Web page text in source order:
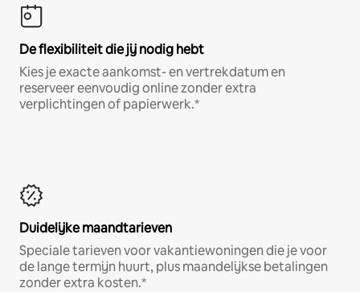
De flexibiliteit die jij nodig hebt
Kies je exacte aankomst- en vertrekdatum en
reserveer eenvoudig online zonder extra
verplichtingen of papierwerk.*
Duidelijke maandtarieven
Speciale tarieven voor vakantiewoningen die je voor
de lange termijn huurt, plus maandelijkse betalingen
zonder extra kosten.*